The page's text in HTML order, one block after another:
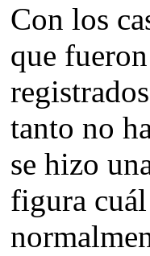
Con los
que
tanto no
se hizo
figura